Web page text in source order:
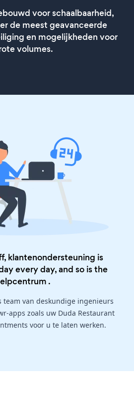
voor schaalbaarheid,
de meest geavanceerde
en mogelijkheden voor
volumes.
klantenondersteuning is
every day, and so is the
.
team van deskundige ingenieurs
apps zoals uw Duda Restaurant
voor u te laten werken.